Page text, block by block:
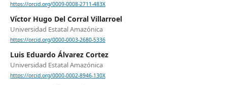
https://orcid.org/0009-0008-2711-483X
Víctor Hugo Del Corral Villarroel
Universidad Estatal Amazónica
https://orcid.org/0000-0003-2680-5336
Luis Eduardo Álvarez Cortez
Universidad Estatal Amazónica
https://orcid.org/0000-0002-8946-130X